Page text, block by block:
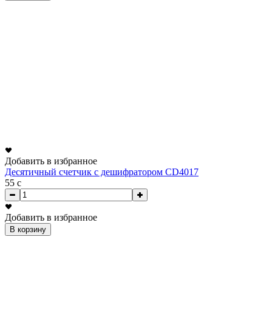
Добавить в избранное
Десятичный счетчик с дешифратором CD4017
55 c
Добавить в избранное
В корзину